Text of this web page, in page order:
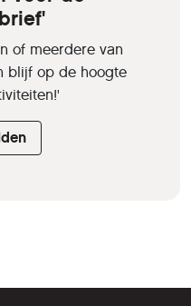
of meerdere van
blijf op de hoogte